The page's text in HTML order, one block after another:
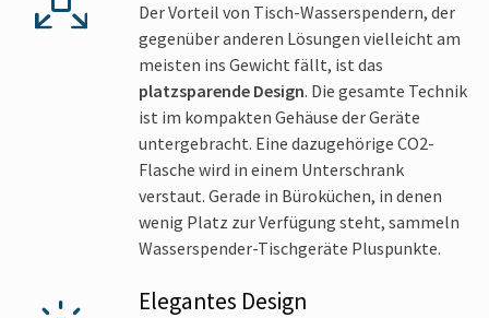
Der Vorteil von Tisch-Wasserspendern, der
gegenüber anderen Lösungen vielleicht am
meisten ins Gewicht fällt, ist das
platzsparende Design. Die gesamte Technik
ist im kompakten Gehäuse der Geräte
untergebracht. Eine dazugehörige CO2-
Flasche wird in einem Unterschrank
verstaut. Gerade in Büroküchen, in denen
wenig Platz zur Verfügung steht, sammeln
Wasserspender-Tischgeräte Pluspunkte.
Elegantes Design